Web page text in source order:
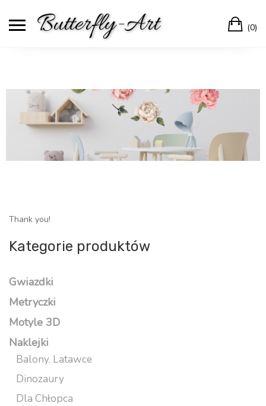
content
Butterfly-Art (0)
Thank you!
Kategorie produktów
Gwiazdki
Metryczki
Motyle 3D
Naklejki
Balony. Latawce
Dinozaury
Dla Chłopca